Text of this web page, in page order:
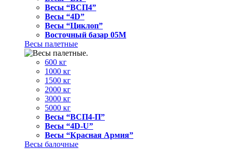
Весы “ВСП4”
Весы “4D”
Весы “Циклоп”
Восточный базар 05M
Весы палетные
600 кг
1000 кг
1500 кг
2000 кг
3000 кг
5000 кг
Весы “ВСП4-П”
Весы “4D-U”
Весы “Красная Армия”
Весы балочные